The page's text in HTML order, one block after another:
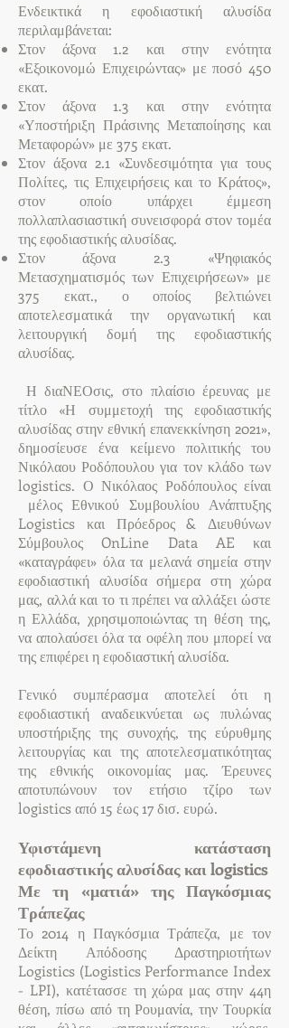
Ενδεικτικά η εφοδιαστική αλυσίδα
περιλαμβάνεται:
Στον άξονα 1.2 και στην ενότητα
«Εξοικονομώ Επιχειρώντας» με ποσό 450
εκατ.
Στον άξονα 1.3 και στην ενότητα
«Υποστήριξη Πράσινης Μεταποίησης και
Μεταφορών» με 375 εκατ.
Στον άξονα 2.1 «Συνδεσιμότητα για τους
Πολίτες, τις Επιχειρήσεις και το Κράτος»,
στον οποίο υπάρχει έμμεση
πολλαπλασιαστική συνεισφορά στον τομέα
της εφοδιαστικής αλυσίδας.
Στον άξονα 2.3 «Ψηφιακός
Μετασχηματισμός των Επιχειρήσεων» με
375 εκατ., ο οποίος βελτιώνει
αποτελεσματικά την οργανωτική και
λειτουργική δομή της εφοδιαστικής
αλυσίδας.
Η διαΝΕΟσις, στο πλαίσιο έρευνας με
τίτλο «Η συμμετοχή της εφοδιαστικής
αλυσίδας στην εθνική επανεκκίνηση 2021»,
δημοσίευσε ένα κείμενο πολιτικής του
Νικόλαου Ροδόπουλου για τον κλάδο των
logistics. Ο Νικόλαος Ροδόπουλος είναι
μέλος Εθνικού Συμβουλίου Ανάπτυξης
Logistics και Πρόεδρος & Διευθύνων
Σύμβουλος OnLine Data AE και
«καταγράφει» όλα τα μελανά σημεία στην
εφοδιαστική αλυσίδα σήμερα στη χώρα
μας, αλλά και το τι πρέπει να αλλάξει ώστε
η Ελλάδα, χρησιμοποιώντας τη θέση της,
να απολαύσει όλα τα οφέλη που μπορεί να
της επιφέρει η εφοδιαστική αλυσίδα.
Γενικό συμπέρασμα αποτελεί ότι η
εφοδιαστική αναδεικνύεται ως πυλώνας
υποστήριξης της συνοχής, της εύρυθμης
λειτουργίας και της αποτελεσματικότητας
της εθνικής οικονομίας μας. Έρευνες
αποτυπώνουν τον ετήσιο τζίρο των
logistics από 15 έως 17 δισ. ευρώ.
Υφιστάμενη κατάσταση
εφοδιαστικής αλυσίδας και logistics
Με τη «ματιά» της Παγκόσμιας
Τράπεζας
Το 2014 η Παγκόσμια Τράπεζα, με τον
Δείκτη Απόδοσης Δραστηριοτήτων
Logistics (Logistics Performance Index
- LPI), κατέτασσε τη χώρα μας στην 44η
θέση, πίσω από τη Ρουμανία, την Τουρκία